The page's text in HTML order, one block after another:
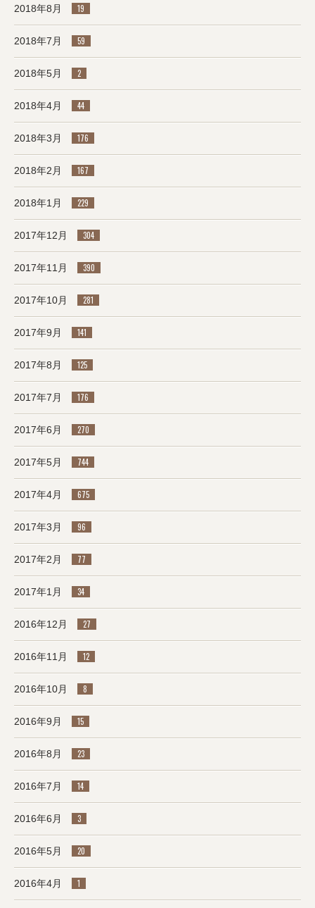
2018年8月 19
2018年7月 59
2018年5月 2
2018年4月 44
2018年3月 176
2018年2月 167
2018年1月 229
2017年12月 304
2017年11月 390
2017年10月 281
2017年9月 141
2017年8月 125
2017年7月 176
2017年6月 270
2017年5月 744
2017年4月 675
2017年3月 96
2017年2月 77
2017年1月 34
2016年12月 27
2016年11月 12
2016年10月 8
2016年9月 15
2016年8月 23
2016年7月 14
2016年6月 3
2016年5月 20
2016年4月 1